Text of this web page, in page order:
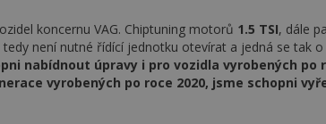
koncernu VAG. Chiptuning motorů 1.5 TSI, dále
není nutné řídící jednotku otevírat a jedná se tak
nabídnout úpravy i pro vozidla vyrobených po
vyrobených po roce 2020, jsme schopni